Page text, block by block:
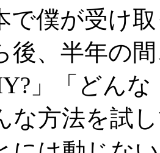
で僕が受け
後、半年の
」「どん
な方法を試